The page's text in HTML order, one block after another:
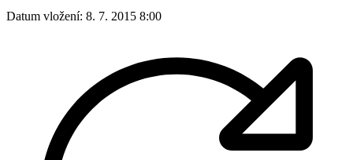
Datum vložení: 8. 7. 2015 8:00